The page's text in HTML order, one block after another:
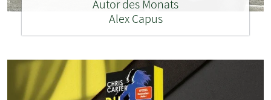
Autor des Monats
Alex Capus